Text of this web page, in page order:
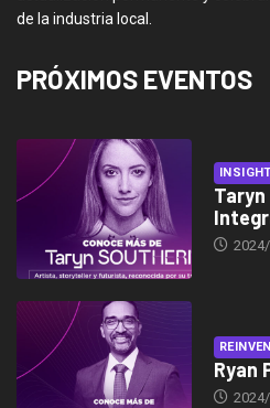
de la industria local.
PRÓXIMOS EVENTOS
Ryan